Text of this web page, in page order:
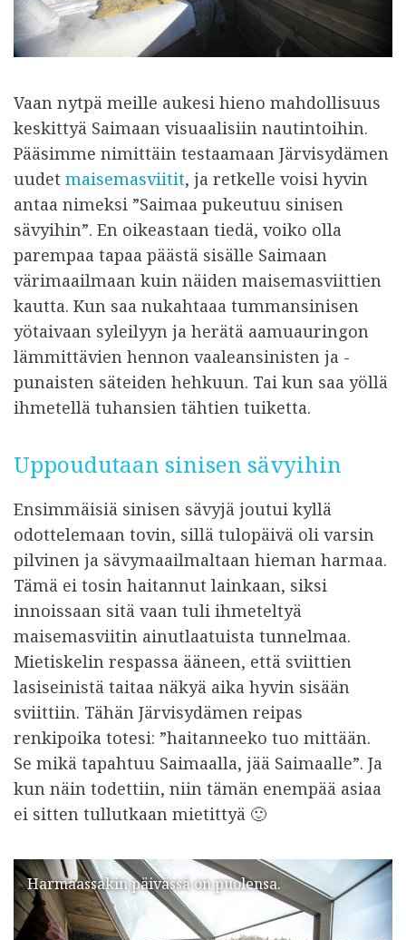
Vaan nytpä meille aukesi hieno mahdollisuus
keskittyä Saimaan visuaalisiin nautintoihin.
Pääsimme nimittäin testaamaan Järvisydämen
uudet maisemasviitit, ja retkelle voisi hyvin
antaa nimeksi ”Saimaa pukeutuu sinisen
sävyihin”. En oikeastaan tiedä, voiko olla
parempaa tapaa päästä sisälle Saimaan
värimaailmaan kuin näiden maisemasviittien
kautta. Kun saa nukahtaaa tummansinisen
yötaivaan syleilyyn ja herätä aamuauringon
lämmittävien hennon vaaleansinisten ja -
punaisten säteiden hehkuun. Tai kun saa yöllä
ihmetellä tuhansien tähtien tuiketta.
Uppoudutaan sinisen sävyihin
Ensimmäisiä sinisen sävyjä joutui kyllä
odottelemaan tovin, sillä tulopäivä oli varsin
pilvinen ja sävymaailmaltaan hieman harmaa.
Tämä ei tosin haitannut lainkaan, siksi
innoissaan sitä vaan tuli ihmeteltyä
maisemasviitin ainutlaatuista tunnelmaa.
Mietiskelin respassa ääneen, että sviittien
lasiseinistä taitaa näkyä aika hyvin sisään
sviittiin. Tähän Järvisydämen reipas
renkipoika totesi: ”haitanneeko tuo mittään.
Se mikä tapahtuu Saimaalla, jää Saimaalle”. Ja
kun näin todettiin, niin tämän enempää asiaa
ei sitten tullutkaan mietittyä 🙂
Harmaassakin päivässä on puolensa.